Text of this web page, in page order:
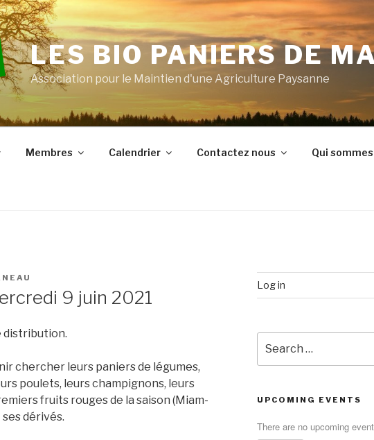
LES BIO PANIERS DE
Association pour le Maintien d'une Agriculture Paysanne
Membres Calendrier Contactez nous Qui
9 juin 2021
distribution.
chercher leurs paniers de légumes,
poulets, leurs champignons, leurs
fruits rouges de la saison (Miam-
ses dérivés.
Log in
for:
UPCOMING EVENTS
There are no upcoming